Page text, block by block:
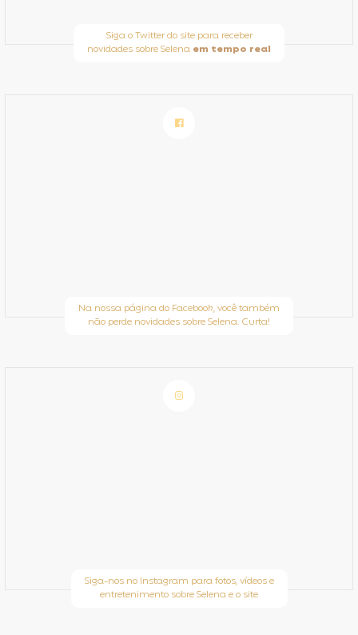
Siga o Twitter do site para receber
novidades sobre Selena em tempo real
Na nossa página do Facebook, você também
não perde novidades sobre Selena. Curta!
Siga-nos no Instagram para fotos, vídeos e
entretenimento sobre Selena e o site